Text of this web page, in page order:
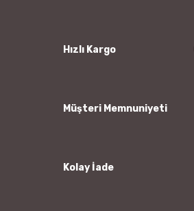
Ürün bilgilerinde hatalar bulunuyor.
Hızlı Kargo
Müşteri Memnuniyeti
Kolay İade